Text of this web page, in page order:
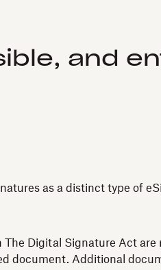
and
as a distinct type of
Digital Signature Act
document. Additional